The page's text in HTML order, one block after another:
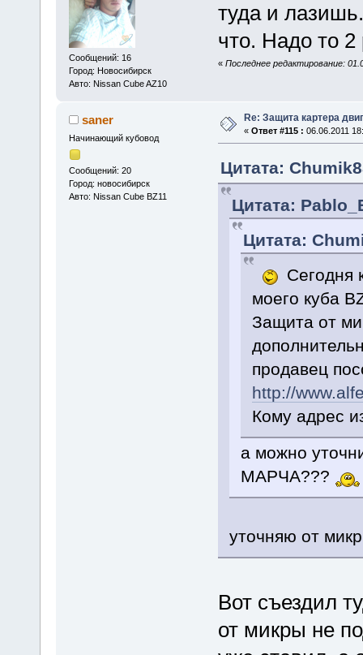
Сообщений: 16
Город: Новосибирск
Авто: Nissan Cube AZ10
туда и
что. Надо то 2
« Последнее редактирование:
saner
Начинающий кубовод
Сообщений: 20
Город: новосибирск
Авто: Nissan Cube BZ11
Re: Защита картера
« Ответ #115 : 06.06.2011
Цитата:
Цитата:
Цитата:
Сегодня
моего куба
Защита от
продавец
http://
Кому адрес
а можно
МАРЧА???
уточняю от
Вот съездил
от микры не